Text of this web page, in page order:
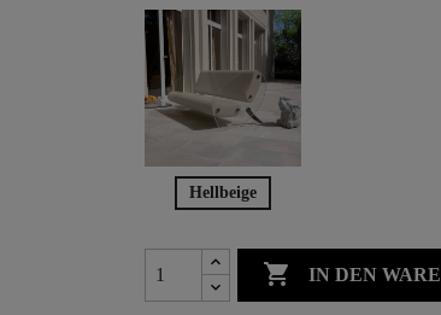
Hellbeige
 IN DEN